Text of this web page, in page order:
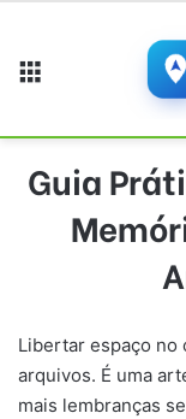
Guia
Libertar espaço no
arquivos. É uma
mais lembranças